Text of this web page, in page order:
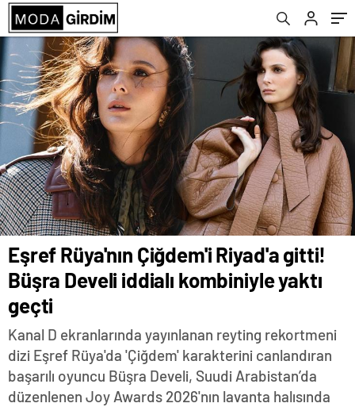
Eşref Rüya'nın Çiğdem'i Riyad'a gitti!
Büşra Develi iddialı kombiniyle yaktı
geçti
Kanal D ekranlarında yayınlanan reyting rekortmeni
dizi Eşref Rüya'da 'Çiğdem' karakterini canlandıran
başarılı oyuncu Büşra Develi, Suudi Arabistan’da
düzenlenen Joy Awards 2026'nın lavanta halısında